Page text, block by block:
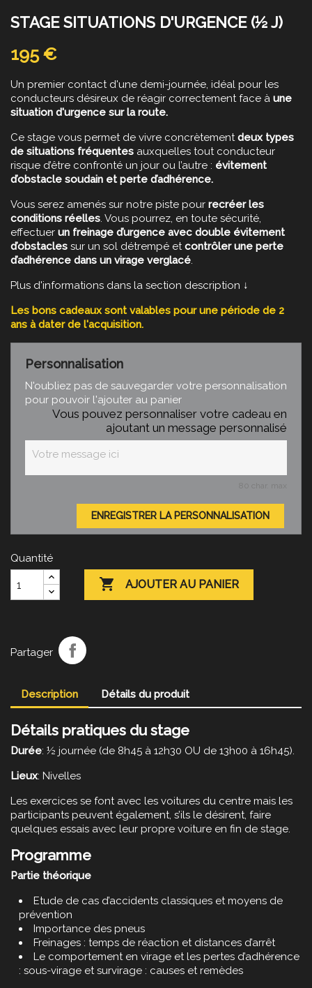
STAGE SITUATIONS D'URGENCE (½ J)
195 €
Un premier contact d'une demi-journée, idéal pour les
conducteurs désireux de réagir correctement face à une
situation d'urgence sur la route.
Ce stage vous permet de vivre concrètementdeux types
de situations fréquentes auxquelles tout conducteur
risque d’être confronté un jour ou l’autre : évitement
d’obstacle soudain et perte d’adhérence.
Vous serez amenés sur notre piste pour recréer les
conditions réelles. Vous pourrez, en toute sécurité,
effectuer un freinage d’urgence avec double évitement
d’obstacles sur un sol détrempé etcontrôler une perte
d’adhérence dans un virage verglacé.
Plus d'informations dans la section description ↓
Les bons cadeaux sont valables pour une période de 2
ans à dater de l'acquisition.
Personnalisation
N'oubliez pas de sauvegarder votre personnalisation
pour pouvoir l'ajouter au panier
Vous pouvez personnaliser votre cadeau en
ajoutant un message personnalisé
80 char. max
ENREGISTRER LA PERSONNALISATION
Quantité
 AJOUTER AU PANIER
Partager
Description Détails du produit
Détails pratiques du stage
Durée: ½ journée (de 8h45 à 12h30 OU de 13h00 à 16h45).
Lieux: Nivelles
Les exercices se font avec les voitures du centre mais les
participants peuvent également, s’ils le désirent, faire
quelques essais avec leur propre voiture en fin de stage.
Programme
Partie théorique
Etude de cas d’accidents classiques et moyens de
prévention
Importance des pneus
Freinages : temps de réaction et distances d’arrêt
Le comportement en virage et les pertes d’adhérence
: sous-virage et survirage : causes et remèdes